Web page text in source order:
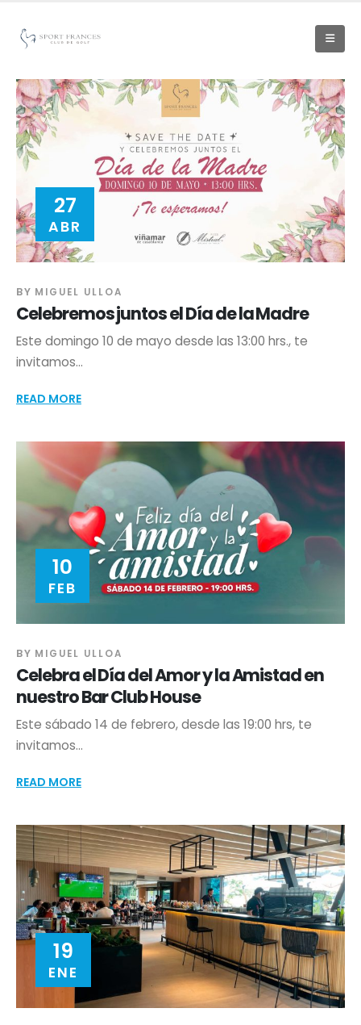
27
ABR
BY MIGUEL ULLOA
Celebremos juntos el Día de la Madre
Este domingo 10 de mayo desde las 13:00 hrs., te
invitamos...
READ MORE
10
FEB
BY MIGUEL ULLOA
Celebra el Día del Amor y la Amistad en
nuestro Bar Club House
Este sábado 14 de febrero, desde las 19:00 hrs, te
invitamos...
READ MORE
19
ENE